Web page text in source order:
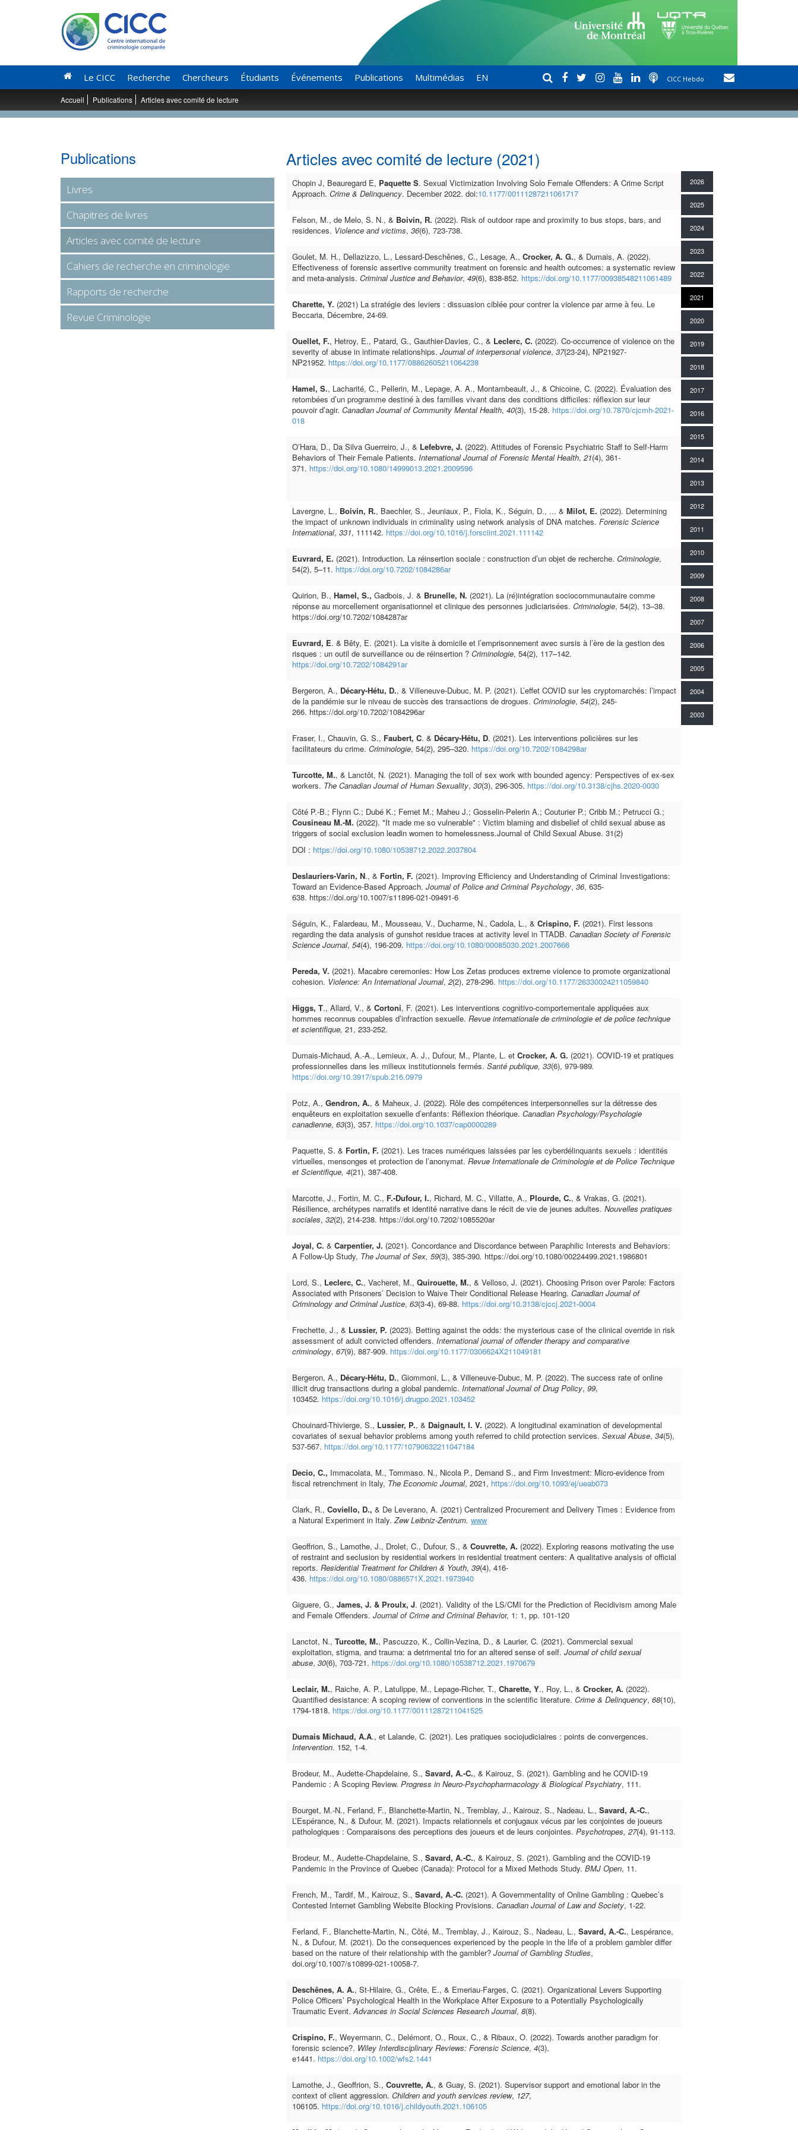
Le CICC Recherche Chercheurs Étudiants Événements Publications Multimédias EN CICC Hebdo
Accueil Publications Articles avec comité de lecture
Publications
Livres
Chapitres de livres
Articles avec comité de lecture
Cahiers de recherche en criminologie
Rapports de recherche
Revue Criminologie
Articles avec comité de lecture (2021)
Chopin J, Beauregard E, Paquette S. Sexual Victimization Involving Solo Female Offenders: A Crime Script
Approach. Crime & Delinquency. December 2022. doi:10.1177/00111287211061717
Felson, M., de Melo, S. N., & Boivin, R. (2022). Risk of outdoor rape and proximity to bus stops, bars, and
residences. Violence and victims, 36(6), 723-738.
Goulet, M. H., Dellazizzo, L., Lessard-Deschênes, C., Lesage, A., Crocker, A. G., & Dumais, A. (2022).
Effectiveness of forensic assertive community treatment on forensic and health outcomes: a systematic review
and meta-analysis. Criminal Justice and Behavior, 49(6), 838-852. https://doi.org/10.1177/00938548211061489
Charette, Y. (2021) La stratégie des leviers : dissuasion ciblée pour contrer la violence par arme à feu. Le
Beccaria, Décembre, 24-69.
Ouellet, F., Hetroy, E., Patard, G., Gauthier-Davies, C., & Leclerc, C. (2022). Co-occurrence of violence on the
severity of abuse in intimate relationships. Journal of interpersonal violence, 37(23-24), NP21927-
NP21952. https://doi.org/10.1177/08862605211064238
Hamel, S., Lacharité, C., Pellerin, M., Lepage, A. A., Montambeault, J., & Chicoine, C. (2022). Évaluation des
retombées d’un programme destiné à des familles vivant dans des conditions difficiles: réflexion sur leur
pouvoir d’agir. Canadian Journal of Community Mental Health, 40(3), 15-28. https://doi.org/10.7870/cjcmh-2021-
018
O’Hara, D., Da Silva Guerreiro, J., & Lefebvre, J. (2022). Attitudes of Forensic Psychiatric Staff to Self-Harm
Behaviors of Their Female Patients. International Journal of Forensic Mental Health, 21(4), 361-
371. https://doi.org/10.1080/14999013.2021.2009596
Lavergne, L., Boivin, R., Baechler, S., Jeuniaux, P., Fiola, K., Séguin, D., ... & Milot, E. (2022). Determining
the impact of unknown individuals in criminality using network analysis of DNA matches. Forensic Science
International, 331, 111142. https://doi.org/10.1016/j.forsciint.2021.111142
Euvrard, E. (2021). Introduction. La réinsertion sociale : construction d’un objet de recherche. Criminologie,
54(2), 5–11. https://doi.org/10.7202/1084286ar
Quirion, B., Hamel, S., Gadbois, J. & Brunelle, N. (2021). La (ré)intégration sociocommunautaire comme
réponse au morcellement organisationnel et clinique des personnes judiciarisées. Criminologie, 54(2), 13–38.
https://doi.org/10.7202/1084287ar
Euvrard, E. & Bêty, E. (2021). La visite à domicile et l’emprisonnement avec sursis à l’ère de la gestion des
risques : un outil de surveillance ou de réinsertion ? Criminologie, 54(2), 117–142.
https://doi.org/10.7202/1084291ar
Bergeron, A., Décary-Hétu, D., & Villeneuve-Dubuc, M. P. (2021). L’effet COVID sur les cryptomarchés: l’impact
de la pandémie sur le niveau de succès des transactions de drogues. Criminologie, 54(2), 245-
266. https://doi.org/10.7202/1084296ar
Fraser, I., Chauvin, G. S., Faubert, C. & Décary-Hétu, D. (2021). Les interventions policières sur les
facilitateurs du crime. Criminologie, 54(2), 295–320. https://doi.org/10.7202/1084298ar
Turcotte, M., & Lanctôt, N. (2021). Managing the toll of sex work with bounded agency: Perspectives of ex-sex
workers. The Canadian Journal of Human Sexuality, 30(3), 296-305. https://doi.org/10.3138/cjhs.2020-0030
Côté P.-B.; Flynn C.; Dubé K.; Fernet M.; Maheu J.; Gosselin-Pelerin A.; Couturier P.; Cribb M.; Petrucci G.;
Cousineau M.-M. (2022). "It made me so vulnerable" : Victim blaming and disbelief of child sexual abuse as
triggers of social exclusion leadin women to homelessness.Journal of Child Sexual Abuse. 31(2)
DOI : https://doi.org/10.1080/10538712.2022.2037804
Deslauriers-Varin, N., & Fortin, F. (2021). Improving Efficiency and Understanding of Criminal Investigations:
Toward an Evidence-Based Approach. Journal of Police and Criminal Psychology, 36, 635-
638. https://doi.org/10.1007/s11896-021-09491-6
Séguin, K., Falardeau, M., Mousseau, V., Ducharme, N., Cadola, L., & Crispino, F. (2021). First lessons
regarding the data analysis of gunshot residue traces at activity level in TTADB. Canadian Society of Forensic
Science Journal, 54(4), 196-209. https://doi.org/10.1080/00085030.2021.2007666
Pereda, V. (2021). Macabre ceremonies: How Los Zetas produces extreme violence to promote organizational
cohesion. Violence: An International Journal, 2(2), 278-296. https://doi.org/10.1177/26330024211059840
Higgs, T., Allard, V., & Cortoni, F. (2021). Les interventions cognitivo-comportementale appliquées aux
hommes reconnus coupables d’infraction sexuelle. Revue internationale de criminologie et de police technique
et scientifique, 21, 233-252.
Dumais-Michaud, A.-A., Lemieux, A. J., Dufour, M., Plante, L. et Crocker, A. G. (2021). COVID-19 et pratiques
professionnelles dans les milieux institutionnels fermés. Santé publique, 33(6), 979-989.
https://doi.org/10.3917/spub.216.0979
Potz, A., Gendron, A., & Maheux, J. (2022). Rôle des compétences interpersonnelles sur la détresse des
enquêteurs en exploitation sexuelle d’enfants: Réflexion théorique. Canadian Psychology/Psychologie
canadienne, 63(3), 357. https://doi.org/10.1037/cap0000289
Paquette, S. & Fortin, F. (2021). Les traces numériques laissées par les cyberdélinquants sexuels : identités
virtuelles, mensonges et protection de l’anonymat. Revue Internationale de Criminologie et de Police Technique
et Scientifique, 4(21), 387-408.
Marcotte, J., Fortin, M. C., F.-Dufour, I., Richard, M. C., Villatte, A., Plourde, C., & Vrakas, G. (2021).
Résilience, archétypes narratifs et identité narrative dans le récit de vie de jeunes adultes. Nouvelles pratiques
sociales, 32(2), 214-238. https://doi.org/10.7202/1085520ar
Joyal, C. & Carpentier, J. (2021). Concordance and Discordance between Paraphilic Interests and Behaviors:
A Follow-Up Study, The Journal of Sex, 59(3), 385-390. https://doi.org/10.1080/00224499.2021.1986801
Lord, S., Leclerc, C., Vacheret, M., Quirouette, M., & Velloso, J. (2021). Choosing Prison over Parole: Factors
Associated with Prisoners’ Decision to Waive Their Conditional Release Hearing. Canadian Journal of
Criminology and Criminal Justice, 63(3-4), 69-88. https://doi.org/10.3138/cjccj.2021-0004
Frechette, J., & Lussier, P. (2023). Betting against the odds: the mysterious case of the clinical override in risk
assessment of adult convicted offenders. International journal of offender therapy and comparative
criminology, 67(9), 887-909. https://doi.org/10.1177/0306624X211049181
Bergeron, A., Décary-Hétu, D., Giommoni, L., & Villeneuve-Dubuc, M. P. (2022). The success rate of online
illicit drug transactions during a global pandemic. International Journal of Drug Policy, 99,
103452. https://doi.org/10.1016/j.drugpo.2021.103452
Chouinard-Thivierge, S., Lussier, P., & Daignault, I. V. (2022). A longitudinal examination of developmental
covariates of sexual behavior problems among youth referred to child protection services. Sexual Abuse, 34(5),
537-567. https://doi.org/10.1177/10790632211047184
Decio, C., Immacolata, M., Tommaso. N., Nicola P., Demand S., and Firm Investment: Micro-evidence from
fiscal retrenchment in Italy, The Economic Journal, 2021, https://doi.org/10.1093/ej/ueab073
Clark, R., Coviello, D., & De Leverano, A. (2021) Centralized Procurement and Delivery Times : Evidence from
a Natural Experiment in Italy.Zew Leibniz-Zentrum. www
Geoffrion, S., Lamothe, J., Drolet, C., Dufour, S., & Couvrette, A. (2022). Exploring reasons motivating the use
of restraint and seclusion by residential workers in residential treatment centers: A qualitative analysis of official
reports. Residential Treatment for Children & Youth, 39(4), 416-
436. https://doi.org/10.1080/0886571X.2021.1973940
Giguere, G., James, J. & Proulx, J. (2021). Validity of the LS/CMI for the Prediction of Recidivism among Male
and Female Offenders. Journal of Crime and Criminal Behavior, 1: 1, pp. 101-120
Lanctot, N., Turcotte, M., Pascuzzo, K., Collin-Vezina, D., & Laurier, C. (2021). Commercial sexual
exploitation, stigma, and trauma: a detrimental trio for an altered sense of self. Journal of child sexual
abuse, 30(6), 703-721. https://doi.org/10.1080/10538712.2021.1970679
Leclair, M., Raiche, A. P., Latulippe, M., Lepage-Richer, T., Charette, Y., Roy, L., & Crocker, A. (2022).
Quantified desistance: A scoping review of conventions in the scientific literature. Crime & Delinquency, 68(10),
1794-1818. https://doi.org/10.1177/00111287211041525
Dumais Michaud, A.A., et Lalande, C. (2021). Les pratiques sociojudiciaires : points de convergences.
Intervention. 152, 1-4.
Brodeur, M., Audette-Chapdelaine, S., Savard, A.-C., & Kairouz, S. (2021). Gambling and he COVID-19
Pandemic : A Scoping Review. Progress in Neuro-Psychopharmacology & Biological Psychiatry, 111.
Bourget, M.-N., Ferland, F., Blanchette-Martin, N., Tremblay, J., Kairouz, S., Nadeau, L., Savard, A.-C.,
L’Espérance, N., & Dufour, M. (2021). Impacts relationnels et conjugaux vécus par les conjointes de joueurs
pathologiques : Comparaisons des perceptions des joueurs et de leurs conjointes. Psychotropes, 27(4), 91-113.
Brodeur, M., Audette-Chapdelaine, S., Savard, A.-C., & Kairouz, S. (2021). Gambling and the COVID-19
Pandemic in the Province of Quebec (Canada): Protocol for a Mixed Methods Study. BMJ Open, 11.
French, M., Tardif, M., Kairouz, S., Savard, A.-C. (2021). A Governmentality of Online Gambling : Quebec’s
Contested Internet Gambling Website Blocking Provisions. Canadian Journal of Law and Society, 1-22.
Ferland, F., Blanchette-Martin, N., Côté, M., Tremblay, J., Kairouz, S., Nadeau, L., Savard, A.-C., Lespérance,
N., & Dufour, M. (2021). Do the consequences experienced by the people in the life of a problem gambler differ
based on the nature of their relationship with the gambler? Journal of Gambling Studies,
doi.org/10.1007/s10899-021-10058-7.
Deschênes, A. A., St-Hilaire, G., Crête, E., & Emeriau-Farges, C. (2021). Organizational Levers Supporting
Police Officers’ Psychological Health in the Workplace After Exposure to a Potentially Psychologically
Traumatic Event.Advances in Social Sciences Research Journal, 8(8).
Crispino, F., Weyermann, C., Delémont, O., Roux, C., & Ribaux, O. (2022). Towards another paradigm for
forensic science?. Wiley Interdisciplinary Reviews: Forensic Science, 4(3),
e1441. https://doi.org/10.1002/wfs2.1441
Lamothe, J., Geoffrion, S., Couvrette, A., & Guay, S. (2021). Supervisor support and emotional labor in the
context of client aggression. Children and youth services review, 127,
106105. https://doi.org/10.1016/j.childyouth.2021.106105
2026
2025
2024
2023
2022
2021
2020
2019
2018
2017
2016
2015
2014
2013
2012
2011
2010
2009
2008
2007
2006
2005
2004
2003